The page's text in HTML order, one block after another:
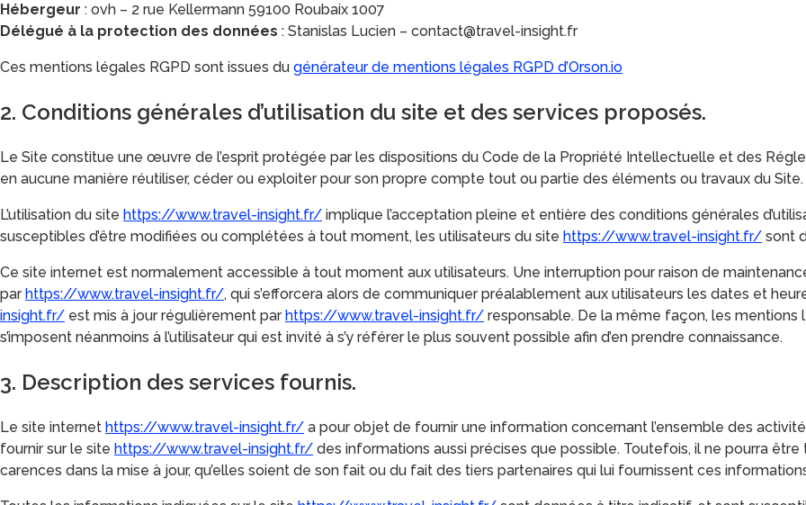
Hébergeur : ovh – 2 rue Kellermann 59100 Roubaix 1007
Délégué à la protection des données : Stanislas Lucien – contact@travel-insight.fr
Ces mentions légales RGPD sont issues du générateur de mentions légales RGPD d’Orson.io
2. Conditions générales d’utilisation du site et des services proposés.
Le Site constitue une œuvre de l’esprit protégée par les dispositions du Code de la Propriété Intellectuelle et des
en aucune manière réutiliser, céder ou exploiter pour son propre compte tout ou partie des éléments ou travaux du Site.
L’utilisation du site https://www.travel-insight.fr/ implique l’acceptation pleine et entière des conditions générales
susceptibles d’être modifiées ou complétées à tout moment, les utilisateurs du site https://www.travel-insight.fr/ sont
Ce site internet est normalement accessible à tout moment aux utilisateurs. Une interruption pour raison de
parhttps://www.travel-insight.fr/, qui s’efforcera alors de communiquer préalablement aux utilisateurs les dates et
insight.fr/ est mis à jour régulièrement parhttps://www.travel-insight.fr/ responsable. De la même façon, les
s’imposent néanmoins à l’utilisateur qui est invité à s’y référer le plus souvent possible afin d’en prendre connaissance.
3. Description des services fournis.
Le site internet https://www.travel-insight.fr/ a pour objet de fournir une information concernant l’ensemble des
fournir sur le site https://www.travel-insight.fr/ des informations aussi précises que possible. Toutefois, il ne pourra
carences dans la mise à jour, qu’elles soient de son fait ou du fait des tiers partenaires qui lui fournissent ces